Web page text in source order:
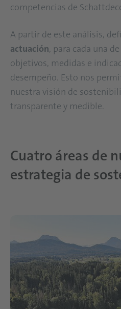
competencias de
A partir de este análisis,
actuación, para cada una
objetivos, medidas e
desempeño. Esto nos
nuestra visión de
transparente y medible.
Cuatro áreas de
estrategia de